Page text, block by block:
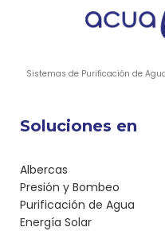
Sistemas de Purificación de
Soluciones en
Albercas
Presión y Bombeo
Purificación de Agua
Energía Solar